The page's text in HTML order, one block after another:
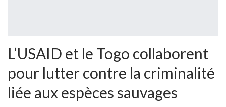
L’USAID et le Togo collaborent
pour lutter contre la criminalité
liée aux espèces sauvages